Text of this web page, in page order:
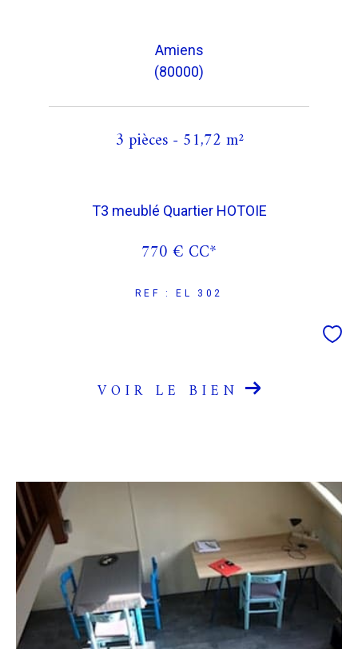
Amiens
(80000)
3 pièces - 51,72 m²
T3 meublé Quartier HOTOIE
770 € CC*
REF : EL 302
VOIR LE BIEN